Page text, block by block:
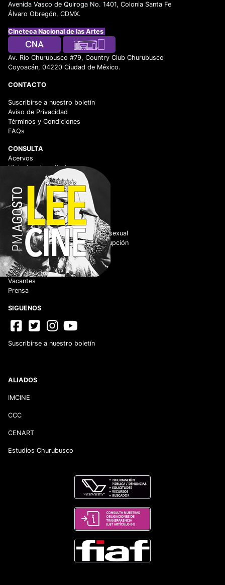
Avenida Vasco de Quiroga No. 1401, Colonia Santa Fe
Álvaro Obregón, CDMX.
Cineteca Nacional de las Artes
Av. Río Churubusco #79, Country Club Churubusco
Coyoacán, 04220 Ciudad de México.
CONTACTO
Suscribirse a nuestro boletín
Aviso de Privacidad
Términos y Condiciones
FAQs
CONSULTA
Acervos
Historico de películas
Centro de documentación
Videoteca Digital
ENLACES DE INTERÉS
Adquisiciones
Normateca
Cero tolerancia al hostigamiento sexual
No tolerancia a los actos de corrupción
Código de Conducta
Código de Ética
Datos.gob
Vacantes
Prensa
SIGUENOS
Suscribirse a nuestro boletín
ALIADOS
IMCINE
CCC
CENART
Estudios Churubusco